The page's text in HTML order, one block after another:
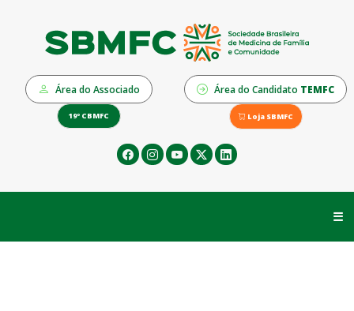
Área do Associado Área do Candidato TEMFC
19º CBMFC Loja SBMFC
☰